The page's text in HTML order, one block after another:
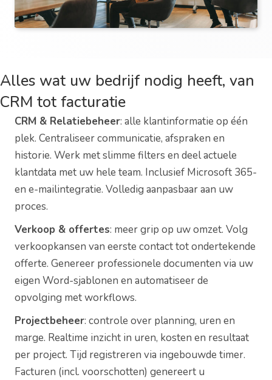
Alles wat uw bedrijf nodig heeft, van
CRM tot facturatie
CRM & Relatiebeheer: alle klantinformatie op één
plek. Centraliseer communicatie, afspraken en
historie. Werk met slimme filters en deel actuele
klantdata met uw hele team. Inclusief Microsoft 365-
en e-mailintegratie. Volledig aanpasbaar aan uw
proces.
Verkoop & offertes: meer grip op uw omzet. Volg
verkoopkansen van eerste contact tot ondertekende
offerte. Genereer professionele documenten via uw
eigen Word-sjablonen en automatiseer de
opvolging met workflows.
Projectbeheer: controle over planning, uren en
marge. Realtime inzicht in uren, kosten en resultaat
per project. Tijd registreren via ingebouwde timer.
Facturen (incl. voorschotten) genereert u